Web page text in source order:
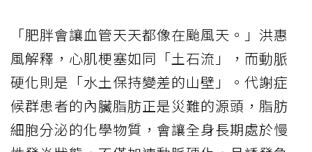
「肥胖會讓血管天天都像在颱風天。」洪惠
風解釋，心肌梗塞如同「土石流」，而動脈
硬化則是「水土保持變差的山壁」。代謝症
候群患者的內臟脂肪正是災難的源頭，脂肪
細胞分泌的化學物質，會讓全身長期處於慢